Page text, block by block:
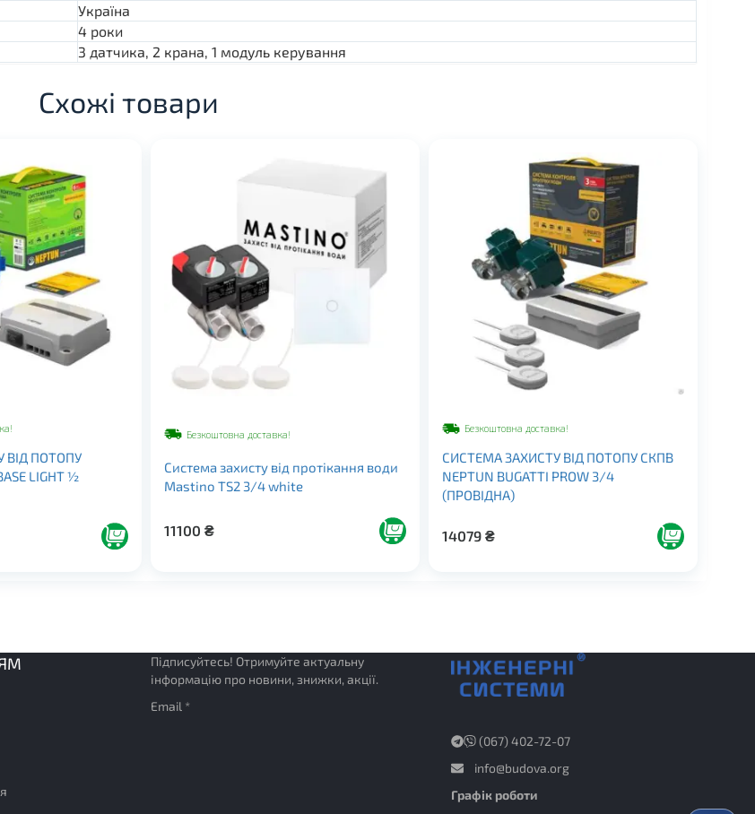
Україна
4 роки
3 датчика, 2 крана, 1 модуль керування
Схожі товари
ВІД ПОТОПУ
LIGHT ½
Безкоштовна доставка!
Система захисту від протікання води
Mastino TS2 3/4 white
11100₴
Безкоштовна доставка!
СИСТЕМА ЗАХИСТУ ВІД ПОТОПУ СКПВ
NEPTUN BUGATTI PROW 3/4
(ПРОВIДНА)
14079₴
Підписуйтесь! Отримуйте актуальну
інформацію про новини, знижки, акції.
Email *
(067) 402-72-07
info@budova.org
Графік роботи